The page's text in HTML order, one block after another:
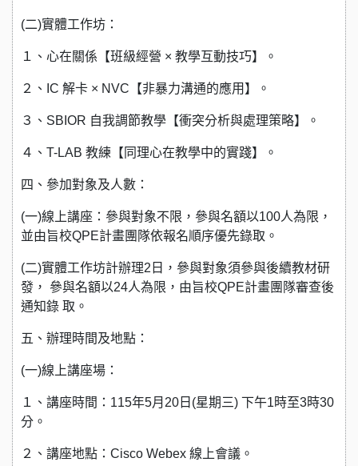
(二)實體工作坊：
１、心在關係【班級經營 × 教學互動技巧】。
２、IC 解卡 × NVC【非暴力溝通的應用】。
３、SBIOR 自我調節教學【衝突分析與處理策略】。
４、T-LAB 教練【同理心在教學中的實踐】。
四、參加對象及人數：
(一)線上講座：參與對象不限，參與名額以100人為限，
並由旨校QPE計畫團隊依報名順序優先錄取。
(二)實體工作坊計辦理2日，參與對象須參與後續教材研
發， 參與名額以24人為限，由旨校QPE計畫團隊審查後
通知錄 取。
五、辦理時間及地點：
(一)線上講座場：
１、講座時間：115年5月20日(星期三) 下午1時至3時30
分。
２、講座地點：Cisco Webex 線上會議。